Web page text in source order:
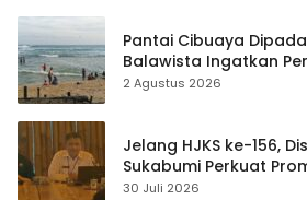
Pantai Cibuaya
Balawista Ingatkan
Waspada
2 Agustus 2026
Jelang HJKS ke-156,
Sukabumi Perkuat
Publikasi Digital
30 Juli 2026